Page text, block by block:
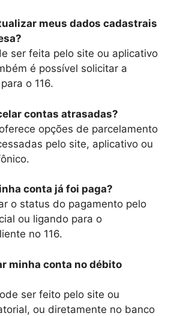
meus dados cadastrais
ser feita pelo site ou aplicativo
é possível solicitar a
o 116.
contas atrasadas?
opções de parcelamento
pelo site, aplicativo ou
conta já foi paga?
o status do pagamento pelo
ou ligando para o
no 116.
minha conta no débito
ser feito pelo site ou
ou diretamente no banco